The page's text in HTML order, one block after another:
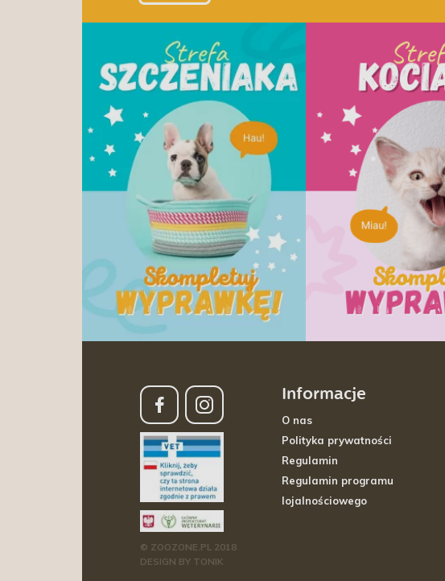
© ZOOZONE.PL 2018
DESIGN BY TONIK
Informacje
O nas
Polityka prywatności
Regulamin
Regulamin programu
lojalnościowego